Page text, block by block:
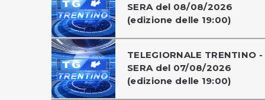
SERA del 08/08/2026
(edizione delle 19:00)
TELEGIORNALE TRENTINO -
SERA del 07/08/2026
(edizione delle 19:00)